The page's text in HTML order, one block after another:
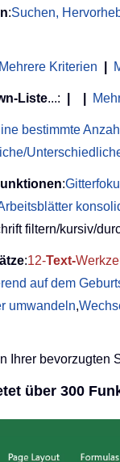
:Suchen,
Mehrere Kriterien
Liste...:
bestimmte
:
filtern/kursiv/
:12-Text-
auf dem
umwandeln,
Ihrer bevorzugten
über 300